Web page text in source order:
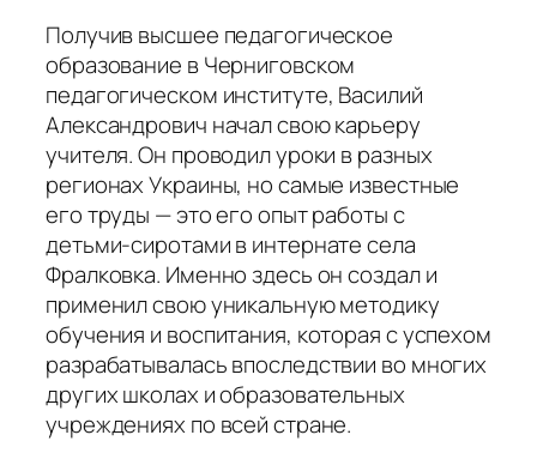
Получив высшее педагогическое
образование в Черниговском
педагогическом институте, Василий
Александрович начал свою карьеру
учителя. Он проводил уроки в разных
регионах Украины, но самые известные
его труды — это его опыт работы с
детьми-сиротами в интернате села
Фралковка. Именно здесь он создал и
применил свою уникальную методику
обучения и воспитания, которая с успехом
разрабатывалась впоследствии во многих
других школах и образовательных
учреждениях по всей стране.